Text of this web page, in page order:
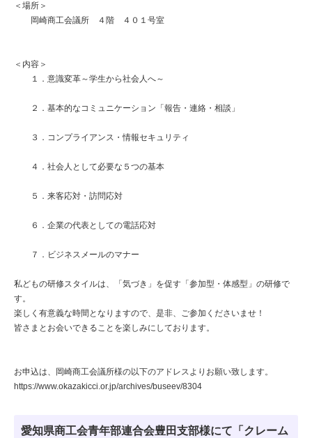
＜場所＞
岡崎商工会議所 ４階 ４０１号室
＜内容＞
１．意識変革～学生から社会人へ～
２．基本的なコミュニケーション「報告・連絡・相談」
３．コンプライアンス・情報セキュリティ
４．社会人として必要な５つの基本
５．来客応対・訪問応対
６．企業の代表としての電話応対
７．ビジネスメールのマナー
私どもの研修スタイルは、「気づき」を促す「参加型・体感型」の研修で
す。
楽しく有意義な時間となりますので、是非、ご参加くださいませ！
皆さまとお会いできることを楽しみにしております。
お申込は、岡崎商工会議所様の以下のアドレスよりお願い致します。
https://www.okazakicci.or.jp/archives/buseev/8304
愛知県商工会青年部連合会豊田支部様にて「クレーム